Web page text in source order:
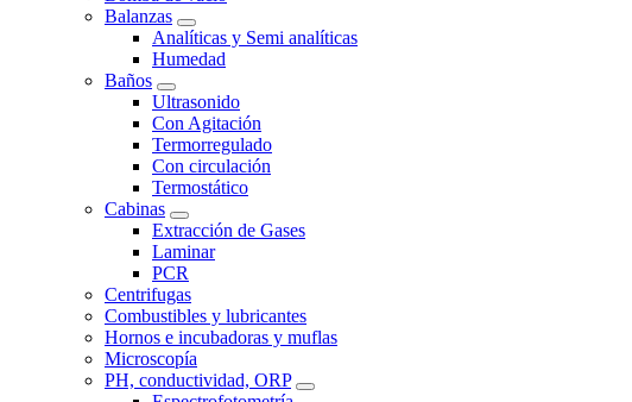
Balanzas
Analíticas y Semi analíticas
Humedad
Baños
Ultrasonido
Con Agitación
Termorregulado
Con circulación
Termostático
Cabinas
Extracción de Gases
Laminar
PCR
Centrifugas
Combustibles y lubricantes
Hornos e incubadoras y muflas
Microscopía
PH, conductividad, ORP